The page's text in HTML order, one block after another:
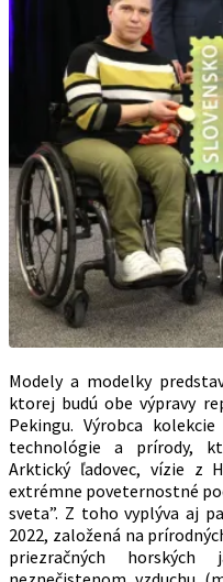
Modely a modelky
ktorej budú obe výpravy
Pekingu. Výrobca
technológie a prírody,
Arktický ľadovec, vízie z
extrémne poveternostné
sveta”. Z toho vyplýva aj
2022, založená na
priezračných